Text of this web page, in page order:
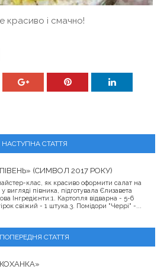
красиво і смачно!
НАСТУПНА СТАТТЯ
(СИМВОЛ 2017 РОКУ)
клас, як красиво оформити салат на
вигляді півника, підготувала Єлизавета
Інгредієнти:1. Картопля відварна - 5-6
свіжий - 1 штука.3. Помідори "Черрі" -...
ПОПЕРЕДНЯ СТАТТЯ